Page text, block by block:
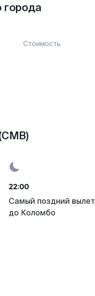
Стоимость
22:00
Самый поздний вылет
до Коломбо